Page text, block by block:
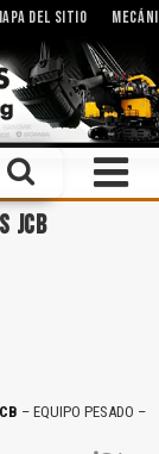
DEL SITIO
Aceites
JCB
– EQUIPO PESADO –